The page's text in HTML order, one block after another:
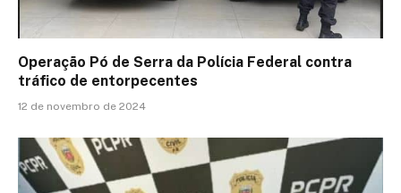
Operação Pó de Serra da Polícia Federal contra
tráfico de entorpecentes
12 de novembro de 2024